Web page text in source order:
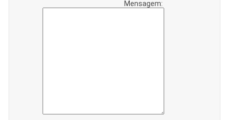
Mensagem: